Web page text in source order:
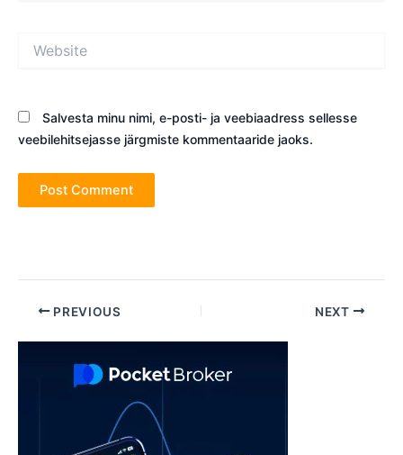
Salvesta minu nimi, e-posti- ja veebiaadress sellesse
veebilehitsejasse järgmiste kommentaaride jaoks.
Post PREVIOUS NEXT